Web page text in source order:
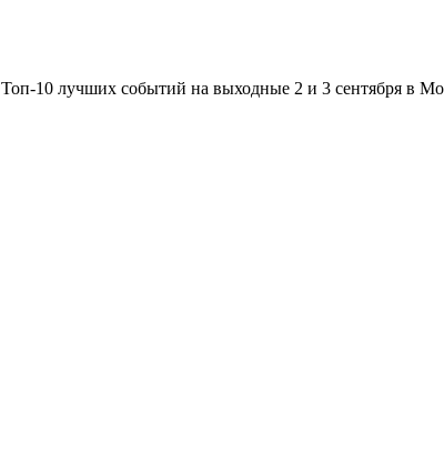
Топ-10 лучших событий на выходные 2 и 3 сентября в